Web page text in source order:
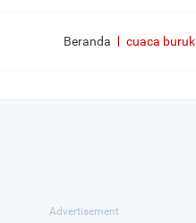
Beranda cuaca buruk